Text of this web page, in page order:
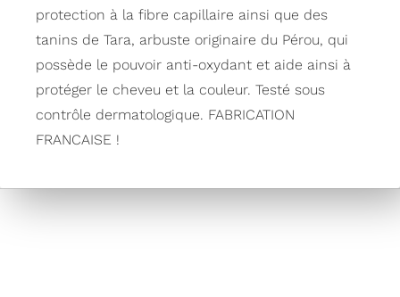
protection à la fibre capillaire ainsi que des
tanins de Tara, arbuste originaire du Pérou, qui
possède le pouvoir anti-oxydant et aide ainsi à
protéger le cheveu et la couleur. Testé sous
contrôle dermatologique. FABRICATION
FRANCAISE !